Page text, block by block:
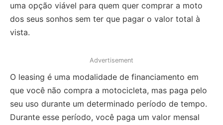
uma opção viável para quem quer comprar a moto
dos seus sonhos sem ter que pagar o valor total à
vista.
Advertisement
O leasing é uma modalidade de financiamento em
que você não compra a motocicleta, mas paga pelo
seu uso durante um determinado período de tempo.
Durante esse período, você paga um valor mensal